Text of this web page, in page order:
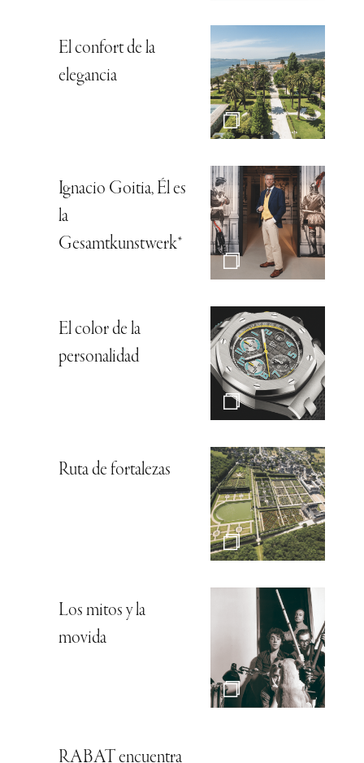
El confort de la
elegancia
Ignacio Goitia, Él es
la
Gesamtkunstwerk*
El color de la
personalidad
Ruta de fortalezas
Los mitos y la
movida
RABAT encuentra